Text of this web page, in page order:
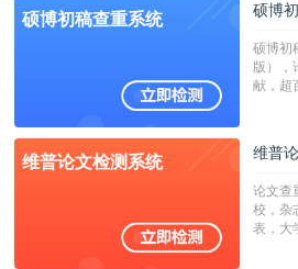
硕博初稿查重系统 硕博
硕博初
版），
献，超
校用
广，数
字符数
维普论文检测系统 维普
论文查
校，杂
表，大